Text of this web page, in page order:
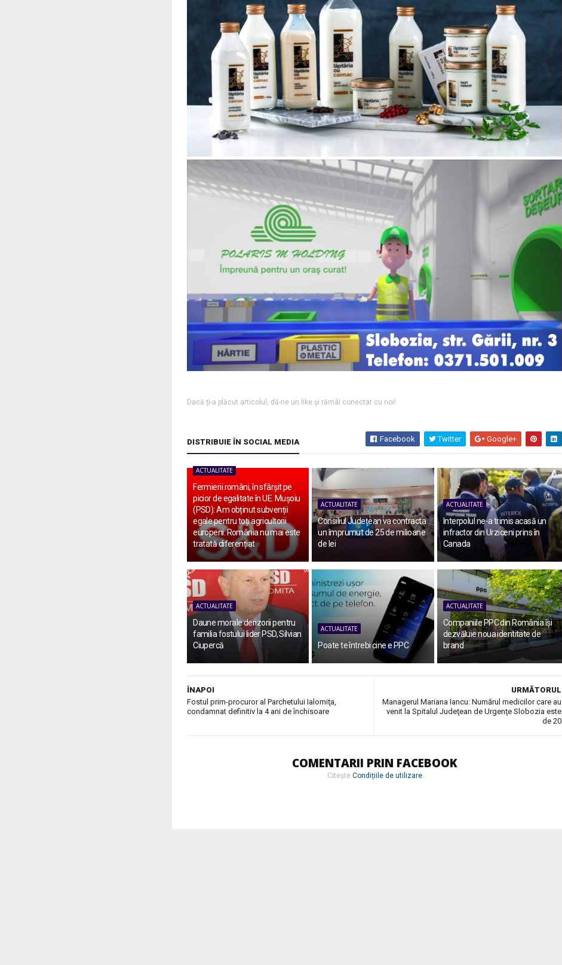
Dacă ți-a plăcut articolul, dă-ne un like și rămâi conectat cu noi!
DISTRIBUIE ÎN SOCIAL MEDIA Facebook Twitter Google+
ACTUALITATE
Fermierii români, în sfârșit pe
picior de egalitate în UE. Mușoiu
(PSD): Am obținut subvenții
egale pentru toți agricultorii
europeni. România nu mai este
tratată diferențiat
ACTUALITATE
Consiliul Județean va contracta
un împrumut de 25 de milioane
de lei
ACTUALITATE
Interpolul ne-a trimis acasă un
infractor din Urziceni prins în
Canada
ACTUALITATE
Daune morale derizorii pentru
familia fostului lider PSD, Silvian
Ciupercă
ACTUALITATE
Poate te întrebi cine e PPC
ACTUALITATE
Companiile PPC din România își
dezvăluie noua identitate de
brand
URMĂTORUL
Managerul Mariana Iancu: Numărul medicilor care au
venit la Spitalul Judeţean de Urgenţe Slobozia este
de 20
ÎNAPOI
Fostul prim-procuror al Parchetului Ialomiţa,
condamnat definitiv la 4 ani de închisoare
COMENTARII PRIN FACEBOOK
Citește Condițiile de utilizare